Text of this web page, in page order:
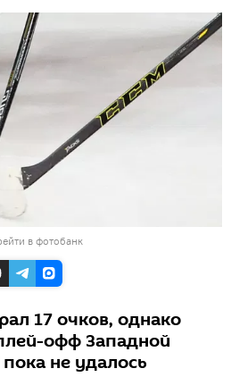
в фотобанк
17 очков, однако
офф Западной
не удалось